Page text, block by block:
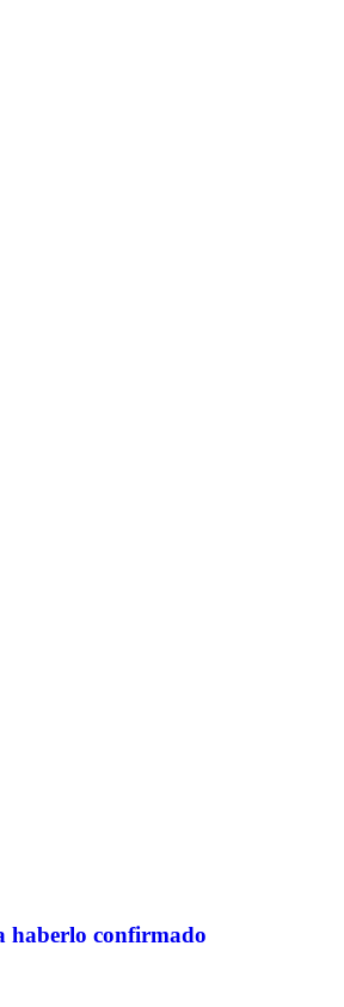
haberlo confirmado